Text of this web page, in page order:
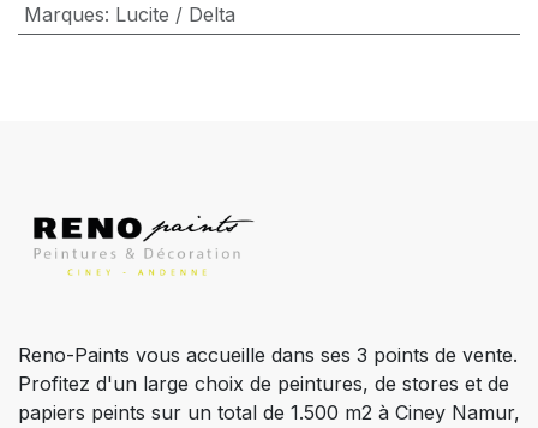
Marques: Lucite / Delta
Reno-Paints vous accueille dans ses 3 points de vente.
Profitez d'un large choix de peintures, de stores et de
papiers peints sur un total de 1.500 m2 à Ciney Namur,